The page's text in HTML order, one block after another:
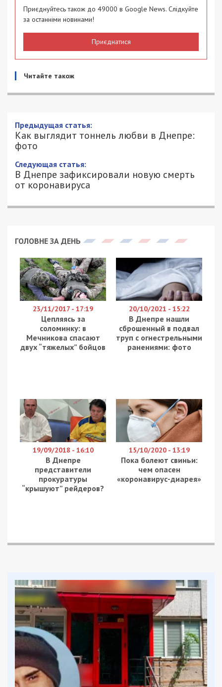
Приєднуйтесь також до 49000 в Google News. Слідкуйте
за останніми новинами!
Приєднатися
Читайте також
Предыдущая статья:
Как выглядит тоннель любви в Днепре:
фото
Следующая статья:
В Днепре зафиксировали новую смерть
от коронавируса
ГОЛОВНЕ ЗА ДЕНЬ
23/11/2017 - 17:19
Цепляясь за
соломинку: в
Мечникова спасают
двух “тяжелых” бойцов
20/10/2021 - 15:22
В Днепре нашли
сброшенный в подвал
труп с огнестрельными
ранениями: фото
19/09/2018 - 16:10
В Днепре
представители
прокуратуры
“крышуют” рейдеров?
15/10/2020 - 13:19
Пока болеют свиньи:
чем опасен
«коронавирус-диарея»